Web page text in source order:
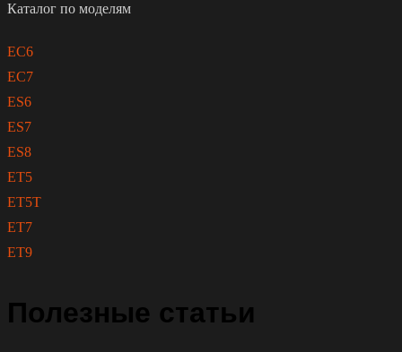
Каталог по моделям
EC6
EC7
ES6
ES7
ES8
ET5
ET5T
ET7
ET9
Полезные статьи